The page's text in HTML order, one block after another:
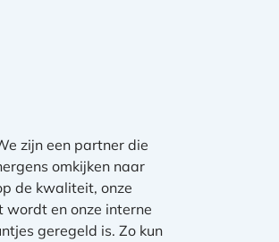
zijn een partner die
omkijken naar
de kwaliteit, onze
en onze interne
geregeld is. Zo kun